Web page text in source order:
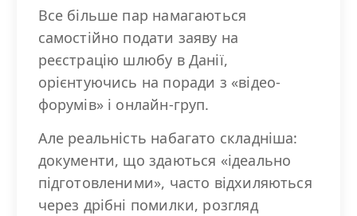
Все більше пар намагаються
самостійно подати заяву на
реєстрацію шлюбу в Данії,
орієнтуючись на поради з «відео-
форумів» і онлайн-груп.
Але реальність набагато складніша:
документи, що здаються «ідеально
підготовленими», часто відхиляються
через дрібні помилки, розгляд